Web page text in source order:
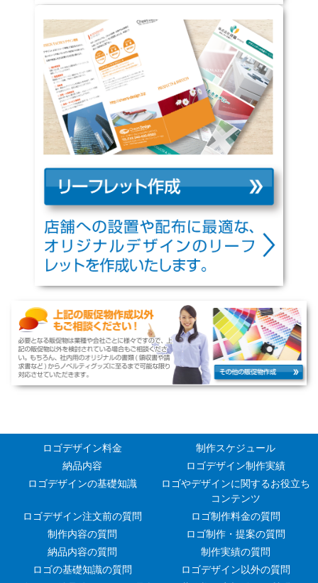
ロゴデザイン料金
制作スケジュール
納品内容
ロゴデザイン制作実績
ロゴデザインの基礎知識
ロゴやデザインに関するお役立ち
コンテンツ
ロゴデザイン注文前の質問
ロゴ制作料金の質問
制作内容の質問
ロゴ制作・提案の質問
納品内容の質問
制作実績の質問
ロゴの基礎知識の質問
ロゴデザイン以外の質問